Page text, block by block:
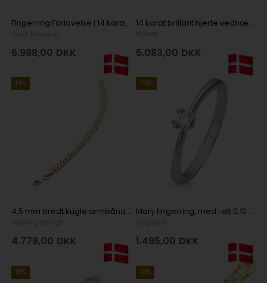
Fingerring Forlovelse i 14 karat gulguld med 11 stk i alt 0,15 ct diamant
6.988,00 DKK
14 karat brillant hjerte vedhæng med 0,08 ct diamant
5.083,00 DKK
19%
4,5 mm bredt kugle armbånd i 8 karat guld
4.779,00 DKK
25%
Mary fingerring, med i alt 0,10 ct labgrown diamant i Sterling sølv
1.495,00 DKK
19% 10%